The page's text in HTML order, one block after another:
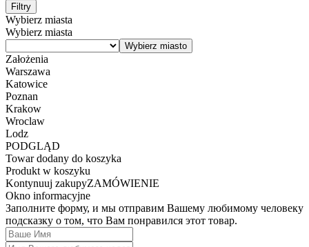
Filtry
Wybierz miasta
Wybierz miasta
Założenia
Warszawa
Katowice
Poznan
Krakow
Wroclaw
Lodz
PODGLĄD
Towar dodany do koszyka
Produkt w koszyku
Kontynuuj zakupyZAMÓWIENIE
Okno informacyjne
Заполните форму, и мы отправим Вашему любимому человеку
подсказку о том, что Вам понравился этот товар.